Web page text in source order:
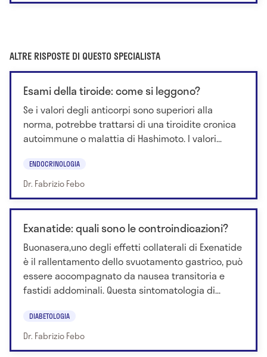
ALTRE RISPOSTE DI QUESTO SPECIALISTA
Esami della tiroide: come si leggono?
Se i valori degli anticorpi sono superiori alla
norma, potrebbe trattarsi di una tiroidite cronica
autoimmune o malattia di Hashimoto. I valori...
ENDOCRINOLOGIA
Dr. Fabrizio Febo
Exanatide: quali sono le controindicazioni?
Buonasera,uno degli effetti collaterali di Exenatide
è il rallentamento dello svuotamento gastrico, può
essere accompagnato da nausea transitoria e
fastidi addominali. Questa sintomatologia di...
DIABETOLOGIA
Dr. Fabrizio Febo